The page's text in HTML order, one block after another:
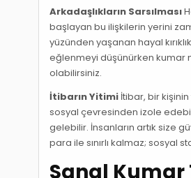
Arkadaşlıkların Sarsılması
başlayan bu ilişkilerin yerini
yüzünden yaşanan hayal
eğlenmeyi düşünürken kumar
olabilirsiniz.
İtibarın Yitimi İtibar, bir
sosyal çevresinden izole
gelebilir. İnsanların artık size
para ile sınırlı kalmaz; sosyal
Sanal Kumar